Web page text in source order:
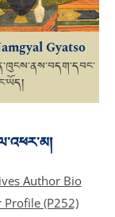
Gyatso
Author Bio
Profile (P252)